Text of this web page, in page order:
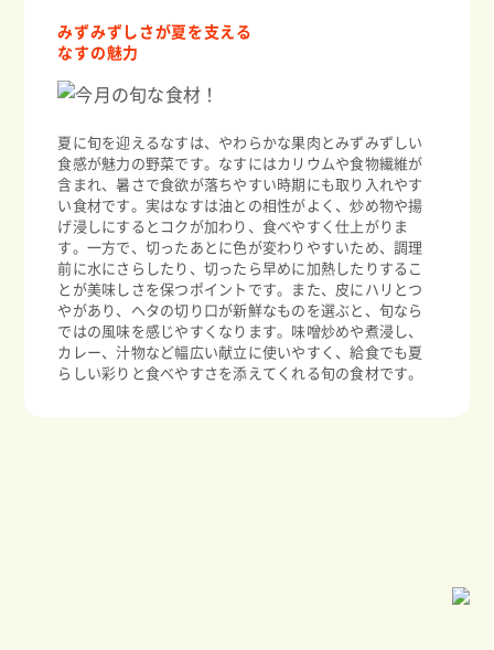
みずみずしさが夏を支える
なすの魅力
夏に旬を迎えるなすは、やわらかな果肉とみずみずしい
食感が魅力の野菜です。なすにはカリウムや食物繊維が
含まれ、暑さで食欲が落ちやすい時期にも取り入れやす
い食材です。実はなすは油との相性がよく、炒め物や揚
げ浸しにするとコクが加わり、食べやすく仕上がりま
す。一方で、切ったあとに色が変わりやすいため、調理
前に水にさらしたり、切ったら早めに加熱したりするこ
とが美味しさを保つポイントです。また、皮にハリとつ
やがあり、ヘタの切り口が新鮮なものを選ぶと、旬なら
ではの風味を感じやすくなります。味噌炒めや煮浸し、
カレー、汁物など幅広い献立に使いやすく、給食でも夏
らしい彩りと食べやすさを添えてくれる旬の食材です。